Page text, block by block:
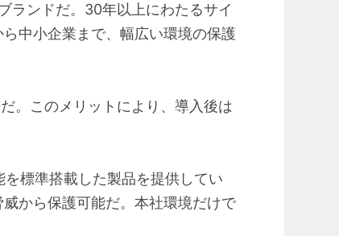
ランドだ。30年以上にわたるサイ
中小企業まで、幅広い環境の保護
。このメリットにより、導入後は
標準搭載した製品を提供してい
から保護可能だ。本社環境だけで